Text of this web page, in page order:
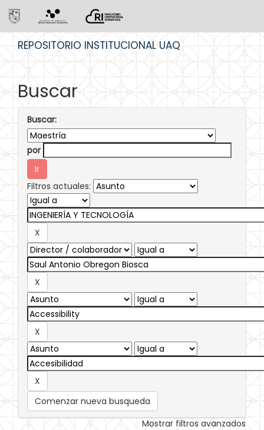
REPOSITORIO INSTITUCIONAL UAQ
Buscar
Buscar:
por
Filtros actuales:
Comenzar nueva busqueda
Mostrar filtros avanzados